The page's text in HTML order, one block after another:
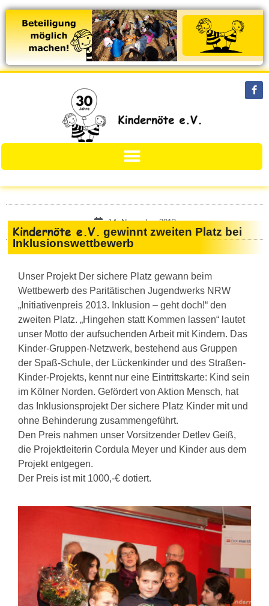
14. November 2013
Kindernöte e.V. gewinnt zweiten Platz bei
Inklusionswettbewerb
Unser Projekt Der sichere Platz gewann beim
Wettbewerb des Paritätischen Jugendwerks NRW
„Initiativenpreis 2013. Inklusion – geht doch!“ den
zweiten Platz. „Hingehen statt Kommen lassen“ lautet
unser Motto der aufsuchenden Arbeit mit Kindern. Das
Kinder-Gruppen-Netzwerk, bestehend aus Gruppen
der Spaß-Schule, der Lückenkinder und des Straßen-
Kinder-Projekts, kennt nur eine Eintrittskarte: Kind sein
im Kölner Norden. Gefördert von Aktion Mensch, hat
das Inklusionsprojekt Der sichere Platz Kinder mit und
ohne Behinderung zusammengeführt.
Den Preis nahmen unser Vorsitzender Detlev Geiß,
die Projektleiterin Cordula Meyer und Kinder aus dem
Projekt entgegen.
Der Preis ist mit 1000,-€ dotiert.